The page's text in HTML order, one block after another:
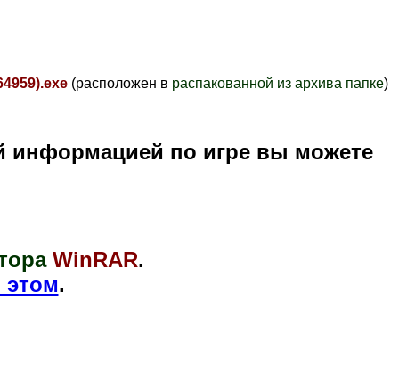
(расположен в распакованной из архива папке)
информацией по игре вы можете
WinRAR.
этом.